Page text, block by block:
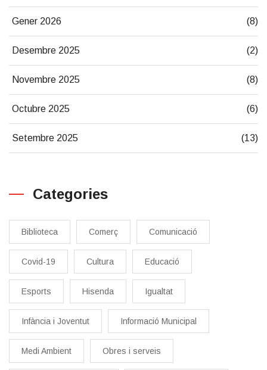
Gener 2026 (8)
Desembre 2025 (2)
Novembre 2025 (8)
Octubre 2025 (6)
Setembre 2025 (13)
Categories
Biblioteca Comerç Comunicació
Covid-19 Cultura Educació
Esports Hisenda Igualtat
Infància i Joventut Informació Municipal
Medi Ambient Obres i serveis